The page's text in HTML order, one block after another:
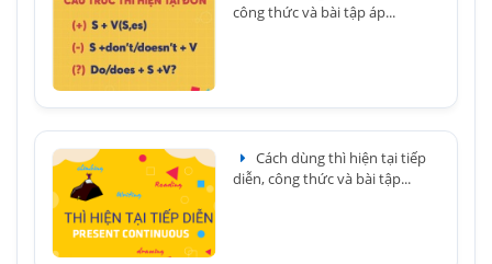
công thức và bài tập áp...
Cách dùng thì hiện tại tiếp
diễn, công thức và bài tập...